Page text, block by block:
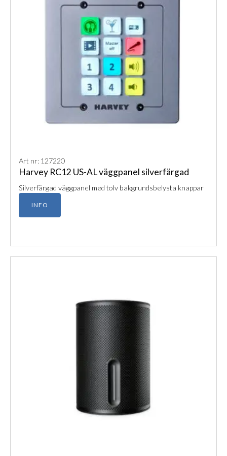
Art nr: 127220
Harvey RC12 US-AL väggpanel silverfärgad
Silverfärgad väggpanel med tolv bakgrundsbelysta knappar
INFO